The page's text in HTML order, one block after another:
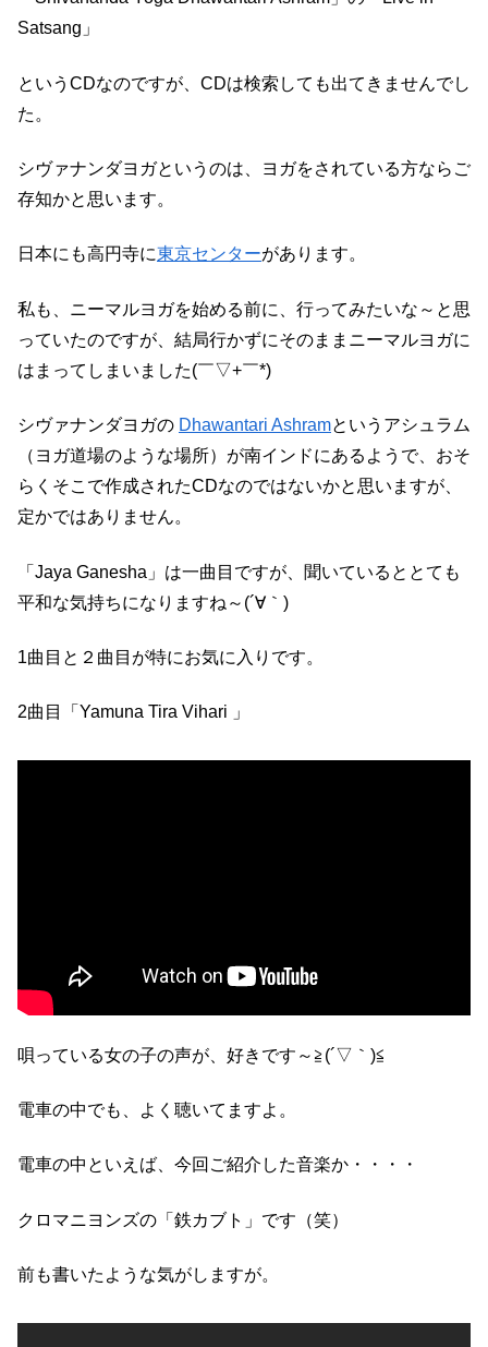
Satsang」
というCDなのですが、CDは検索しても出てきませんでし
た。
シヴァナンダヨガというのは、ヨガをされている方ならご
存知かと思います。
日本にも高円寺に東京センターがあります。
私も、ニーマルヨガを始める前に、行ってみたいな～と思
っていたのですが、結局行かずにそのままニーマルヨガに
はまってしまいました(￣▽+￣*)
シヴァナンダヨガの Dhawantari Ashramというアシュラム
（ヨガ道場のような場所）が南インドにあるようで、おそ
らくそこで作成されたCDなのではないかと思いますが、
定かではありません。
「Jaya Ganesha」は一曲目ですが、聞いているととても
平和な気持ちになりますね～(´∀｀)
1曲目と２曲目が特にお気に入りです。
2曲目「Yamuna Tira Vihari 」
唄っている女の子の声が、好きです～≧(´▽｀)≦
電車の中でも、よく聴いてますよ。
電車の中といえば、今回ご紹介した音楽か・・・・
クロマニヨンズの「鉄カブト」です（笑）
前も書いたような気がしますが。